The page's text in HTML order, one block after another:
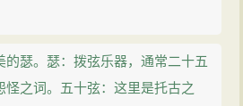
的瑟。瑟：拨弦乐器，通常二十五
怪之词。五十弦：这里是托古之